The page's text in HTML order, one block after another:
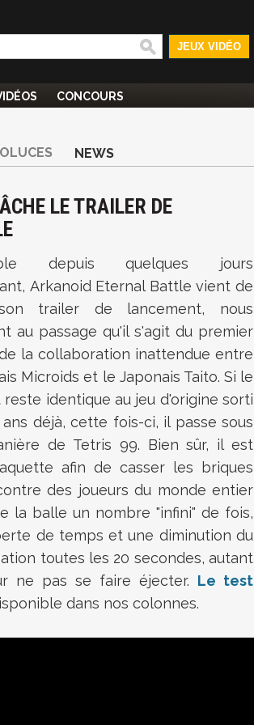
JEUX VIDÉO
CONCOURS
NEWS
LE TRAILER DE
depuis quelques jours
Arkanoid Eternal Battle vient de
trailer de lancement, nous
au passage qu'il s'agit du premier
la collaboration inattendue entre
Microids et le Japonais Taito. Si le
identique au jeu d'origine sorti
déjà, cette fois-ci, il passe sous
de Tetris 99. Bien sûr, il est
afin de casser les briques
des joueurs du monde entier
la balle un nombre "infini" de fois,
de temps et une diminution du
toutes les 20 secondes, autant
ne pas se faire éjecter. Le test
dans nos colonnes.